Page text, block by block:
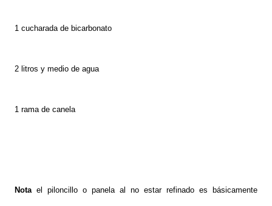
1 cucharada de bicarbonato
2 litros y medio de agua
1 rama de canela
Notael piloncillo o panela al no estar refinado es básicamente